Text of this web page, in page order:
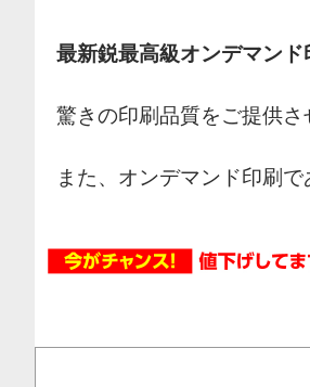
最新鋭最高級オンデマンド
驚きの印刷品質をご提供
また、オンデマンド印刷で
行うことで、従来のオン
オフセット印刷に近い品